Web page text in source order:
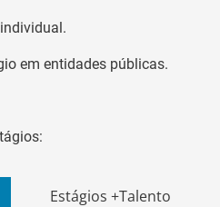
em entidades públicas.
Estágios +Talento